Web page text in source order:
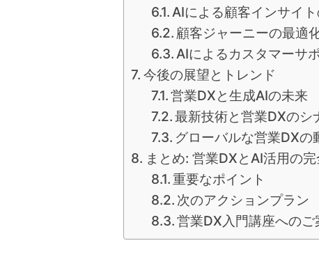
AIによる顧客インサイ
顧客ジャーニーの最適
AIによるカスタマーサ
今後の展望とトレンド
営業DXと生成AIの未来
最新技術と営業DXのシ
グローバルな営業DXの
まとめ: 営業DXとAI活用の
重要なポイント
次のアクションプラン
営業DX入門講座へのご